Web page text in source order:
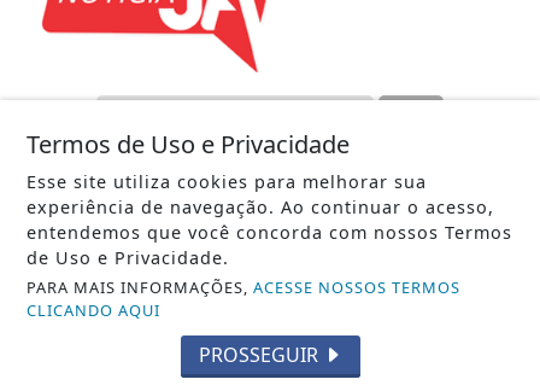
NOTÍCIA JÁ - TODOS OS DIREITOS RESERVADOS
Termos de Uso e Privacidade
Esse site utiliza cookies para melhorar sua
experiência de navegação. Ao continuar o acesso,
entendemos que você concorda com nossos Termos
de Uso e Privacidade.
PARA MAIS INFORMAÇÕES,ACESSE NOSSOS TERMOS
CLICANDO AQUI
PROSSEGUIR